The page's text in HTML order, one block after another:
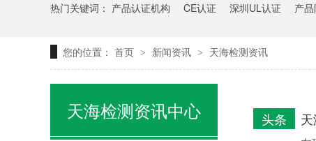
热门关键词： 产品认证机构 CE认证 深圳UL认证 产
您的位置： 首页 > 新闻资讯 > 天海检测资讯
头条
天海检测资讯中心